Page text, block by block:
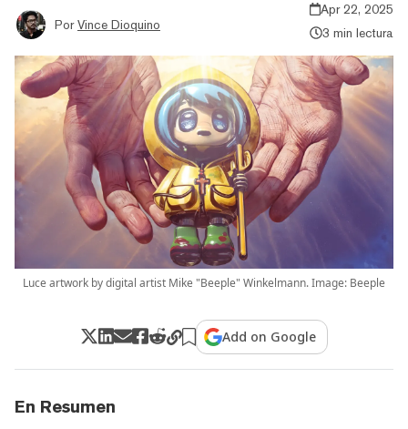
Por Vince Dioquino
Apr 22, 2025
3 min lectura
Luce artwork by digital artist Mike "Beeple" Winkelmann. Image: Beeple
Add on Google
En Resumen